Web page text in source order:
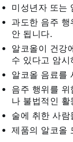
미성년자 또는
과도한 음주
안 됩니다.
알코올이 건강
수 있다고 암
알코올 음료를
음주 행위를
나 불법적인
술에 취한 사
제품의 알코올